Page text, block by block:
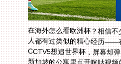
在海外怎么看欧洲杯？相信
人都有过类似的糟心经
CCTV5想追世界杯，屏幕却
新加坡的公寓里点开咪咕视
文解说，却提示“仅限中国大